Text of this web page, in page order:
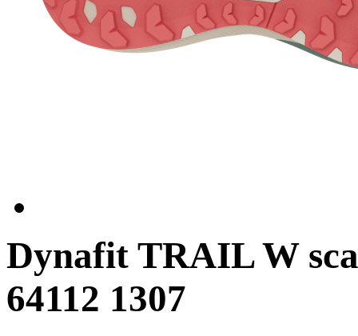
Dynafit TRAIL W
64112 1307